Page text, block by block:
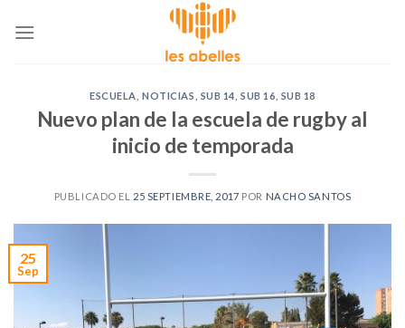
ESCUELA ,NOTICIAS SUB 14 ,SUB 16 SUB 18
Nuevo plan de la escuela de rugby al
inicio de temporada
PUBLICADO EL 25 SEPTIEMBRE, 2017 POR NACHO SANTOS
25
Sep